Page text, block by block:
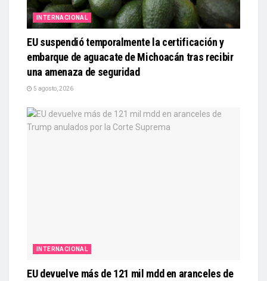
INTERNACIONAL
EU suspendió temporalmente la certificación y
embarque de aguacate de Michoacán tras recibir
una amenaza de seguridad
5 agosto, 2026
INTERNACIONAL
EU devuelve más de 121 mil mdd en aranceles de